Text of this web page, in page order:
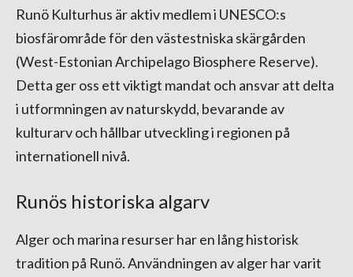
Runö Kulturhus är aktiv medlem i UNESCO:s
biosfärområde för den västestniska skärgården
(West-Estonian Archipelago Biosphere Reserve).
Detta ger oss ett viktigt mandat och ansvar att delta
i utformningen av naturskydd, bevarande av
kulturarv och hållbar utveckling i regionen på
internationell nivå.
Runös historiska algarv
Alger och marina resurser har en lång historisk
tradition på Runö. Användningen av alger har varit